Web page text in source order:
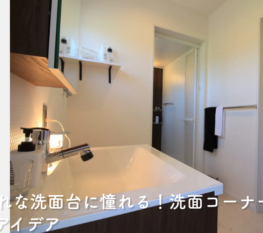
な洗面台に憧れる！洗面コー
イデア